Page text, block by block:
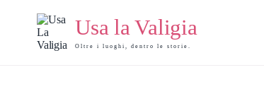
Usa la Valigia
Oltre i luoghi, dentro le storie.